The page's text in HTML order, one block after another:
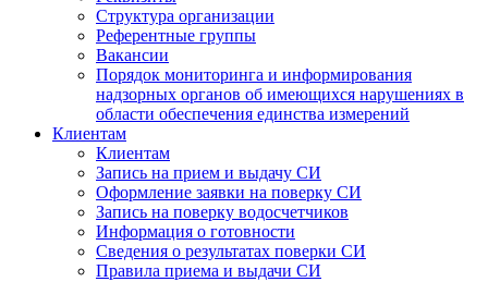
Структура организации
Референтные группы
Вакансии
Порядок мониторинга и информирования
надзорных органов об имеющихся нарушениях в
области обеспечения единства измерений
Клиентам
Клиентам
Запись на прием и выдачу СИ
Оформление заявки на поверку СИ
Запись на поверку водосчетчиков
Информация о готовности
Сведения о результатах поверки СИ
Правила приема и выдачи СИ